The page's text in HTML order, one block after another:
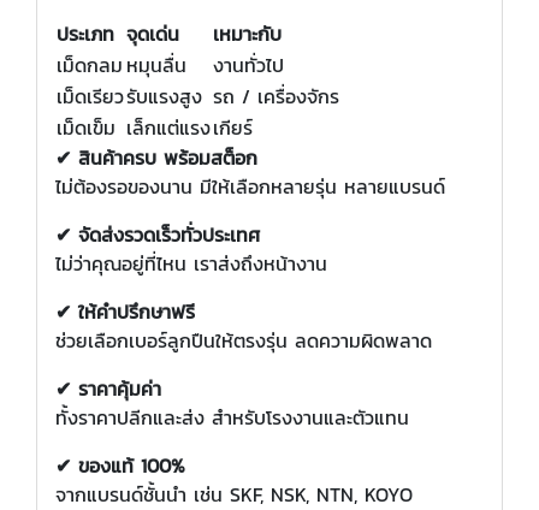
ประเภท จุดเด่น
เหมาะกับ
เม็ดกลม หมุนลื่น
งานทั่วไป
เม็ดเรียวรับแรงสูง รถ / เครื่องจักร
เม็ดเข็ม เล็กแต่แรงเกียร์
✔ สินค้าครบ พร้อมสต็อก
ไม่ต้องรอของนาน มีให้เลือกหลายรุ่น หลายแบรนด์
✔ จัดส่งรวดเร็วทั่วประเทศ
ไม่ว่าคุณอยู่ที่ไหน เราส่งถึงหน้างาน
✔ ให้คำปรึกษาฟรี
ช่วยเลือกเบอร์ลูกปืนให้ตรงรุ่น ลดความผิดพลาด
✔ ราคาคุ้มค่า
ทั้งราคาปลีกและส่ง สำหรับโรงงานและตัวแทน
✔ ของแท้ 100%
จากแบรนด์ชั้นนำ เช่น SKF, NSK, NTN, KOYO